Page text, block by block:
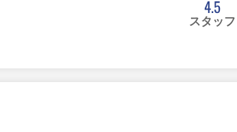
4.5
スタッフ